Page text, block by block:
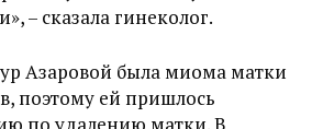
– сказала гинеколог.
Азаровой была миома матки
поэтому ей пришлось